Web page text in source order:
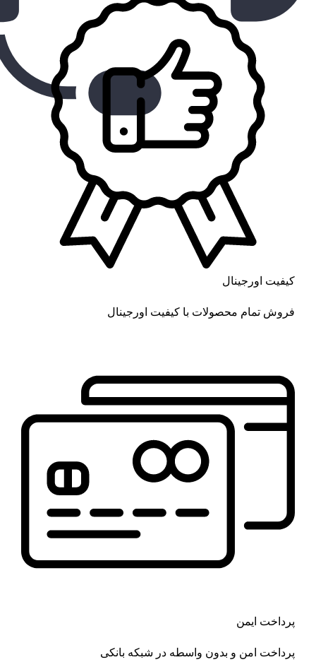
کیفیت اورجینال
فروش تمام محصولات با کیفیت اورجینال
پرداخت ایمن
پرداخت امن و بدون واسطه در شبکه بانکی